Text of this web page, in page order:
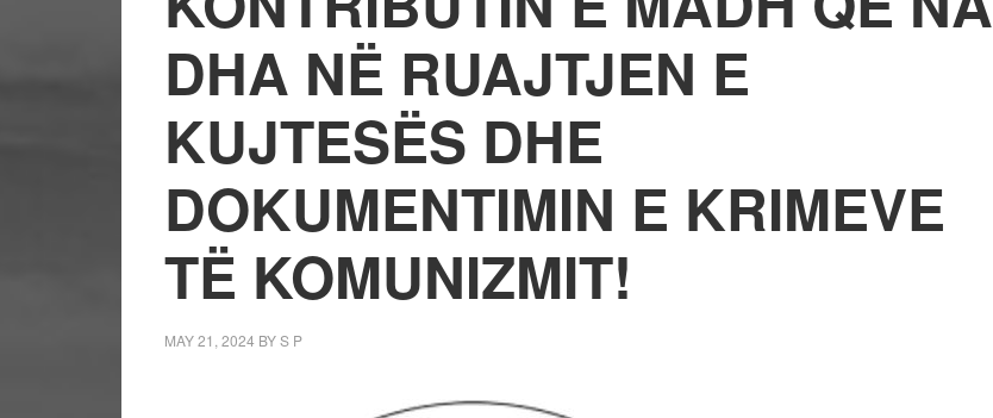
DHA NË RUAJTJEN E
KUJTESËS DHE
DOKUMENTIMIN E KRIMEVE
TË KOMUNIZMIT!
MAY 21, 2024 BYS P